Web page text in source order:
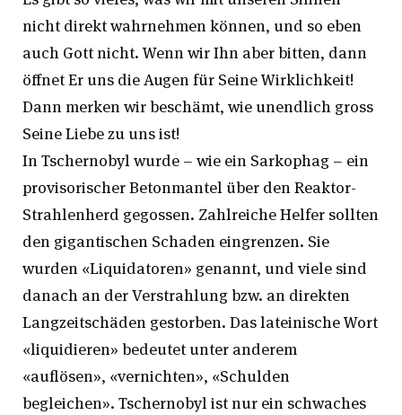
nicht direkt wahrnehmen können, und so eben
auch Gott nicht. Wenn wir Ihn aber bitten, dann
öffnet Er uns die Augen für Seine Wirklichkeit!
Dann merken wir beschämt, wie unendlich gross
Seine Liebe zu uns ist!
In Tschernobyl wurde – wie ein Sarkophag – ein
provisorischer Betonmantel über den Reaktor-
Strahlenherd gegossen. Zahlreiche Helfer sollten
den gigantischen Schaden eingrenzen. Sie
wurden «Liquidatoren» genannt, und viele sind
danach an der Verstrahlung bzw. an direkten
Langzeitschäden gestorben. Das lateinische Wort
«liquidieren» bedeutet unter anderem
«auflösen», «vernichten», «Schulden
begleichen». Tschernobyl ist nur ein schwaches